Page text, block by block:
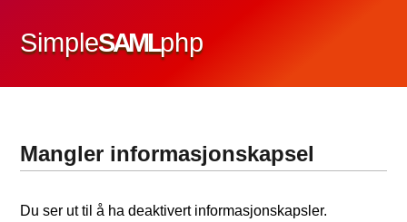
SimpleSAMLphp
Mangler informasjonskapsel
Du ser ut til å ha deaktivert informasjonskapsler.